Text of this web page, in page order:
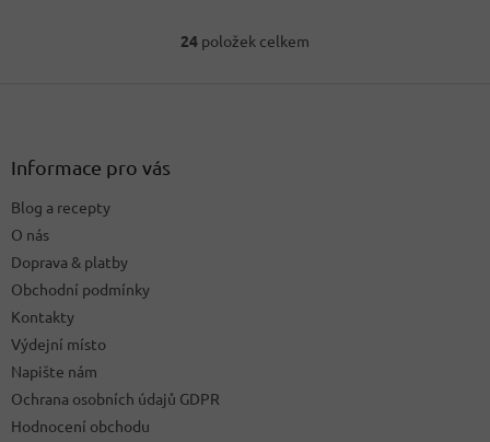
O
24 položek celkem
Informace pro vás
Blog a recepty
O nás
Doprava & platby
Obchodní podmínky
Kontakty
Výdejní místo
Napište nám
Ochrana osobních údajů GDPR
Hodnocení obchodu